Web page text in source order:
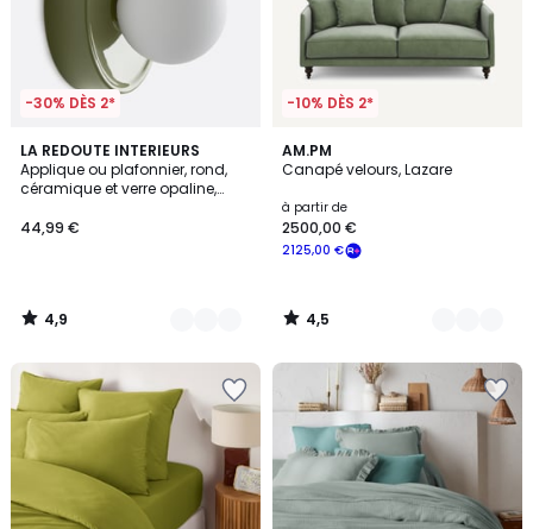
-30% DÈS 2*
LA REDOUTE INTERIEURS
Applique ou plafonnier, rond,
céramique et verre opaline,
44,99 €
4,9
/ 5
4
Couleurs
4,9
/
-10% DÈS 2*
AM.PM
Canapé velours, Lazare
à partir de
2125,00 €
2500,00 €
4,5
/ 5
16
Couleurs
4,5
/